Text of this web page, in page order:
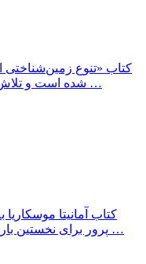
کتاب «تنوع زمین‌شناختی
شده است و تلاش بر آن بوده تا اغلب پدیده‌هایی که امکان …
کتاب آمانیتا
پرور برای نخستین بار در سال ۱۳۹۸ به چاپ رسید. بخش های …